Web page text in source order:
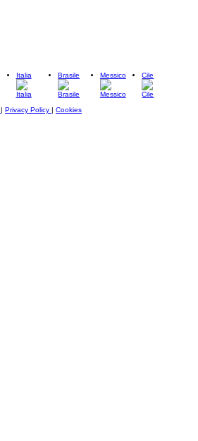
Italia Brasile Messico Cile
| Privacy Policy | Cookies